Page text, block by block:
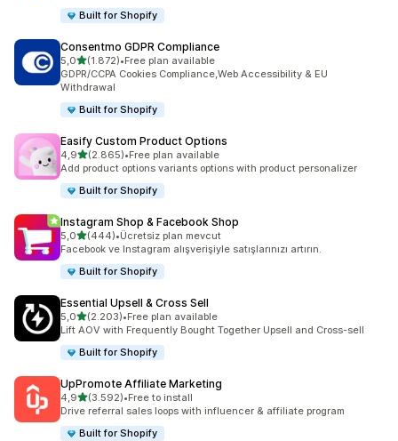
Built for Shopify
Consentmo GDPR Compliance
5,05 yıldız üzerinden
(1.872)
toplam 1872 değerlendirme
•Free plan available
GDPR/CCPA Cookies Compliance,Web Accessibility & EU
Withdrawal
Built for Shopify
Easify Custom Product Options
4,95 yıldız üzerinden
(2.865)
toplam 2865 değerlendirme
•Free plan available
Add product options variants options with product personalizer
Built for Shopify
Instagram Shop & Facebook Shop
5,05 yıldız üzerinden
(444)
toplam 444 değerlendirme
•Ücretsiz plan mevcut
Facebook ve Instagram alışverişiyle satışlarınızı artırın.
Built for Shopify
Essential Upsell & Cross Sell
5,05 yıldız üzerinden
(2.203)
toplam 2203 değerlendirme
•Free plan available
Lift AOV with Frequently Bought Together Upsell and Cross-sell
Built for Shopify
UpPromote Affiliate Marketing
4,95 yıldız üzerinden
(3.592)
toplam 3592 değerlendirme
•Free to install
Drive referral sales loops with influencer & affiliate program
Built for Shopify